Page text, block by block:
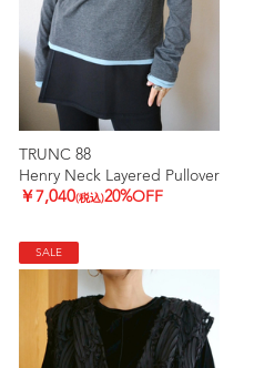
TRUNC 88
Henry Neck Layered Pullover
￥7,040(税込)20%OFF
SALE